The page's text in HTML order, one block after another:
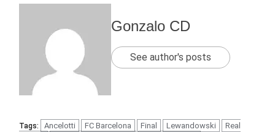
Gonzalo CD
See author's posts
Tags: Ancelotti FC Barcelona Final Lewandowski
Real